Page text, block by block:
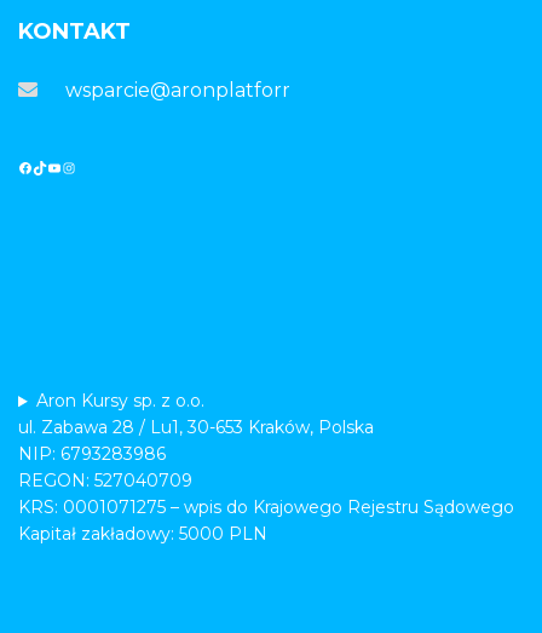
KONTAKT
wsparcie@aronplatforma.pl
Aron Kursy sp. z o.o.
ul. Zabawa 28 / Lu1, 30-653 Kraków, Polska
NIP: 6793283986
REGON: 527040709
KRS: 0001071275 – wpis do Krajowego Rejestru Sądowego
Kapitał zakładowy: 5000 PLN